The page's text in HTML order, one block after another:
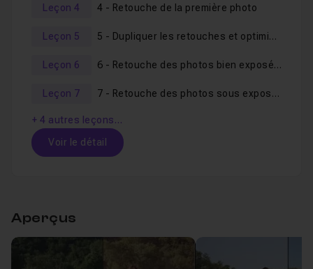
ces retouches en parallèle. Je reste à votre entière
Leçon 4 4 - Retouche de la première photo
Leçon 5 5 - Dupliquer les retouches et optimiser le temps de travail
Leçon 6 6 - Retouche des photos bien exposées
Leçon 7 7 - Retouche des photos sous exposées
+ 4 autres leçons…
Voir le détail
Aperçus